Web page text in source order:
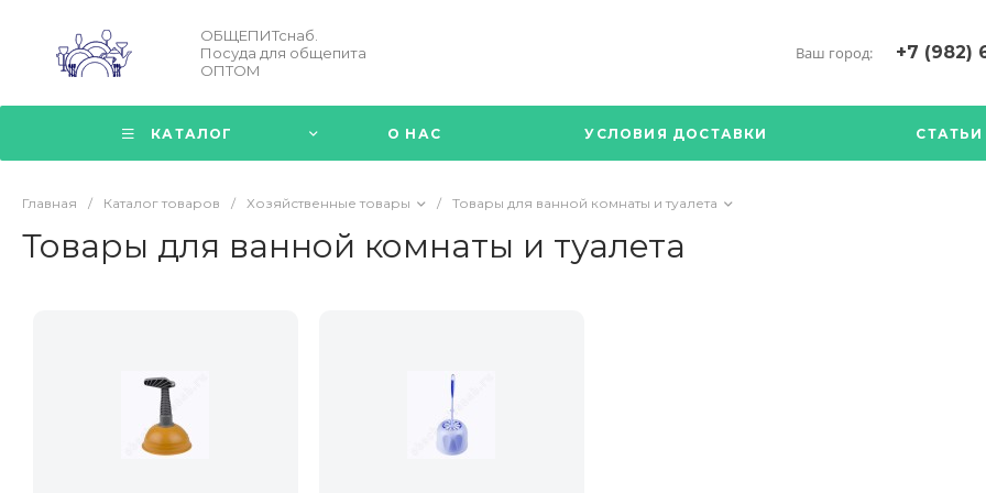
ОБЩЕПИТснаб.
Посуда для общепита
ОПТОМ
Ваш город: +7 (982)
+7 (34376)
г. Богданович,
КАТАЛОГ О НАС УСЛОВИЯ ДОСТАВКИ СТАТЬИ
Главная / Каталог товаров / Хозяйственные товары / Товары для ванной комнаты и туалета
Товары для ванной комнаты и туалета